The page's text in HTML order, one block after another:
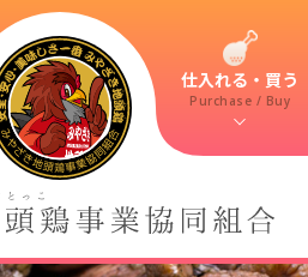
仕入れる・買う
Purchase / Buy